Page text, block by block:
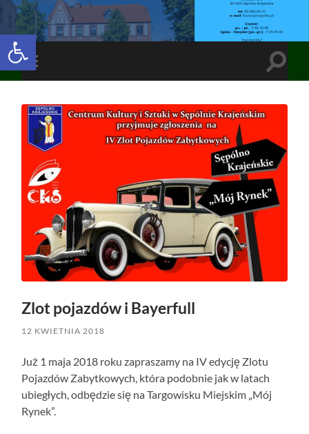
Open toolbar
Toggle
mobile
Toggle
Zlot pojazdów i Bayerfull
12 KWIETNIA 2018
Już 1 maja 2018 roku zapraszamy na IV edycję Zlotu
Pojazdów Zabytkowych, która podobnie jak w latach
ubiegłych, odbędzie się na Targowisku Miejskim „Mój
Rynek”.